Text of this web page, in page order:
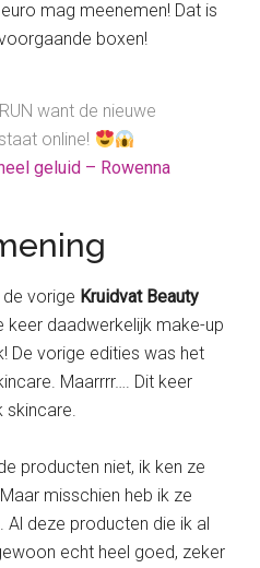
mag meenemen! Dat is
boxen!
want de nieuwe
online!
geluid – Rowenna
vorige Kruidvat Beauty
keer daadwerkelijk make-up
De vorige edities was het
Maarrrr…. Dit keer
skincare.
producten niet, ik ken ze
misschien heb ik ze
deze producten die ik al
echt heel goed, zeker